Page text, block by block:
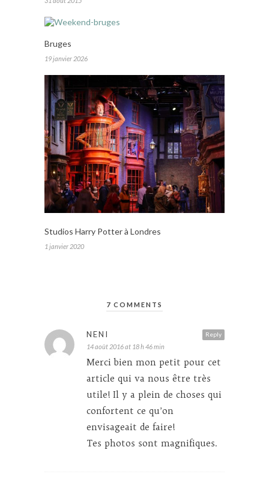
Bruges
19 janvier 2026
Studios Harry Potter à Londres
1 janvier 2020
7 COMMENTS
Reply
NENI
14 août 2016 at 18 h 46 min
Merci bien mon petit pour cet
article qui va nous être très
utile! Il y a plein de choses qui
confortent ce qu’on
envisageait de faire!
Tes photos sont magnifiques.